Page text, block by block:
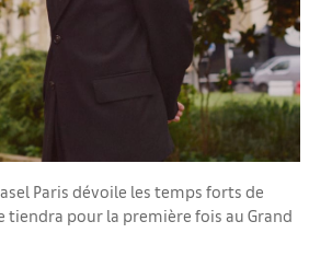
Paris dévoile les temps forts de
tiendra pour la première fois au Grand